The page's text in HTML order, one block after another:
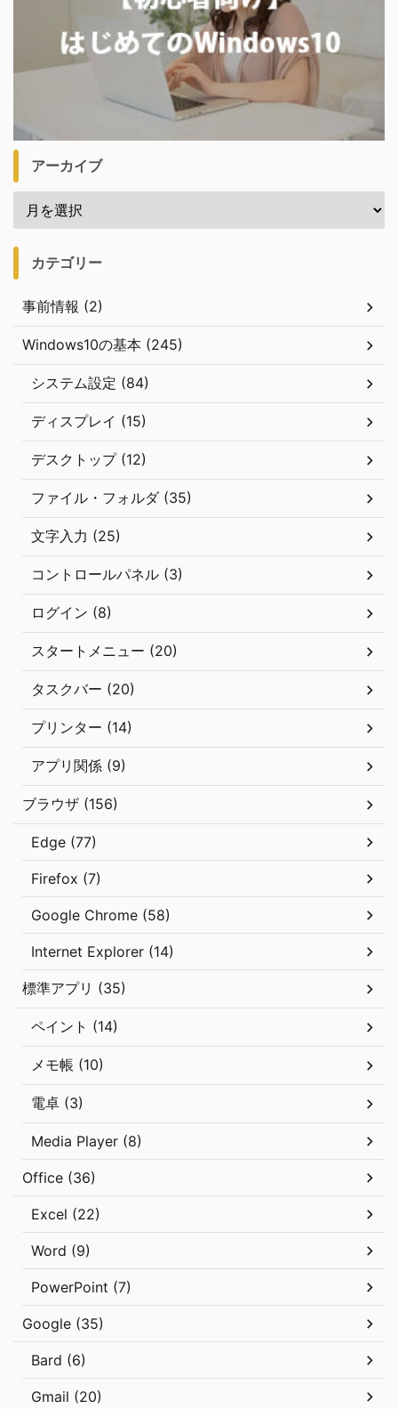
アーカイブ
カテゴリー
事前情報 (2)
Windows10の基本 (245)
システム設定 (84)
ディスプレイ (15)
デスクトップ (12)
ファイル・フォルダ (35)
文字入力 (25)
コントロールパネル (3)
ログイン (8)
スタートメニュー (20)
タスクバー (20)
プリンター (14)
アプリ関係 (9)
ブラウザ (156)
Edge (77)
Firefox (7)
Google Chrome (58)
Internet Explorer (14)
標準アプリ (35)
ペイント (14)
メモ帳 (10)
電卓 (3)
Media Player (8)
Office (36)
Excel (22)
Word (9)
PowerPoint (7)
Google (35)
Bard (6)
Gmail (20)